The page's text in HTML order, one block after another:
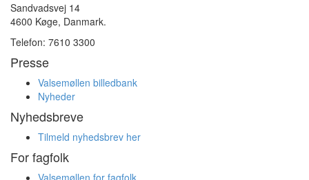
Sandvadsvej 14
4600 Køge, Danmark.
Telefon: 7610 3300
Presse
Valsemøllen billedbank
Nyheder
Nyhedsbreve
Tilmeld nyhedsbrev her
For fagfolk